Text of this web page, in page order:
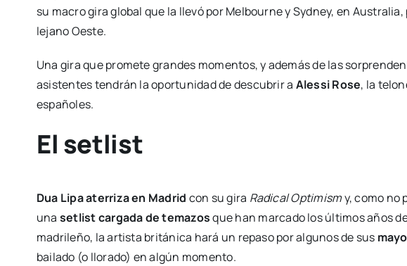
su macro gira global que la llevó por Melbourne y Sydney, en
lejano Oeste.
Una gira que promete grandes momentos, y además de las
asistentes tendrán la oportunidad de descubrir a Alessi Rose, la
españoles.
El setlist
Dua Lipa aterriza en Madrid con su gira Radical Optimismy, como no
una setlist cargada de temazosque han marcado los últimos años
madrileño, la artista británica hará un repaso por algunos de sus
bailado (o llorado) en algún momento.